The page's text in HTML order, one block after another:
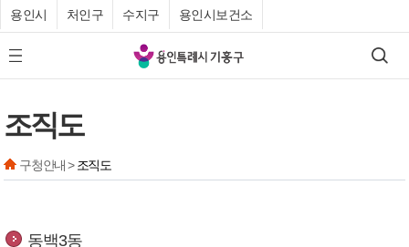
용인시 처인구 수지구 용인시보건소
모바일 메뉴 버튼
기
흥
검색
조직도
구청안내 >조직도
동백3동